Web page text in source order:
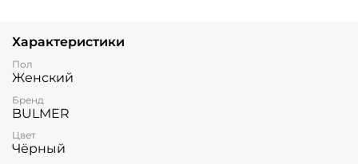
Характеристики
Пол
Женский
Бренд
BULMER
Цвет
Чёрный